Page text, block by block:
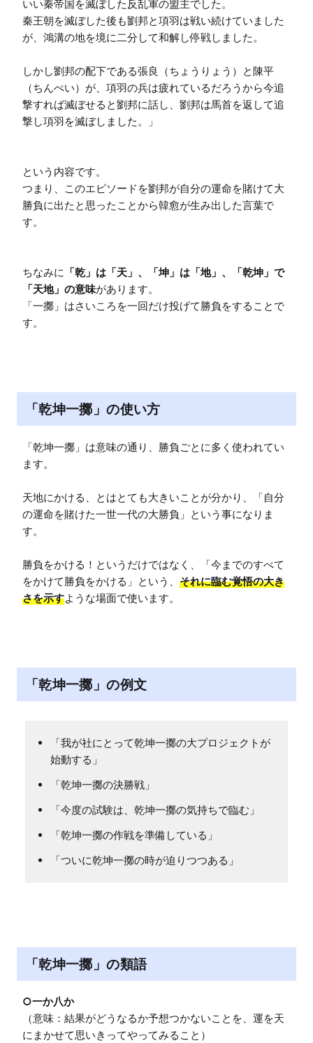
いい秦帝国を滅ぼした反乱軍の盟主でした。
秦王朝を滅ぼした後も劉邦と項羽は戦い続けていました
が、鴻溝の地を境に二分して和解し停戦しました。
しかし劉邦の配下である張良（ちょうりょう）と陳平
（ちんぺい）が、項羽の兵は疲れているだろうから今追
撃すれば滅ぼせると劉邦に話し、劉邦は馬首を返して追
撃し項羽を滅ぼしました。」
という内容です。
つまり、このエピソードを劉邦が自分の運命を賭けて大
勝負に出たと思ったことから韓愈が生み出した言葉で
す。
ちなみに 「乾」は「天」、「坤」は「地」、「乾坤」で
「天地」の意味があります。
「一擲」はさいころを一回だけ投げて勝負をすることで
す。
「乾坤一擲」の使い方
「乾坤一擲」は意味の通り、勝負ごとに多く使われてい
ます。
天地にかける、とはとても大きいことが分かり、「自分
の運命を賭けた一世一代の大勝負」という事になりま
す。
勝負をかける！というだけではなく、「今までのすべて
をかけて勝負をかける」という、 それに臨む覚悟の大き
さを示すような場面で使います。
「乾坤一擲」の例文
「我が社にとって乾坤一擲の大プロジェクトが
始動する」
「乾坤一擲の決勝戦」
「今度の試験は、乾坤一擲の気持ちで臨む」
「乾坤一擲の作戦を準備している」
「ついに乾坤一擲の時が迫りつつある」
「乾坤一擲」の類語
○一か八か
（意味：結果がどうなるか予想つかないことを、運を天
にまかせて思いきってやってみること）